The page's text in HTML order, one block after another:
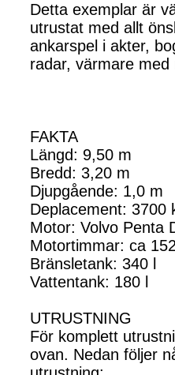
Detta exemplar är
utrustat med allt
ankarspel i akter,
radar, värmare med
FAKTA
Längd: 9,50 m
Bredd: 3,20 m
Djupgående: 1,0 m
Deplacement: 3700
Motor: Volvo Penta
Motortimmar: ca
Bränsletank: 340 l
Vattentank: 180 l
UTRUSTNING
För komplett
ovan. Nedan följer